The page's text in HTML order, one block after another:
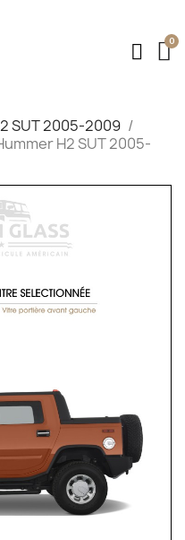
SUT 2005-2009
H2 SUT 2005-